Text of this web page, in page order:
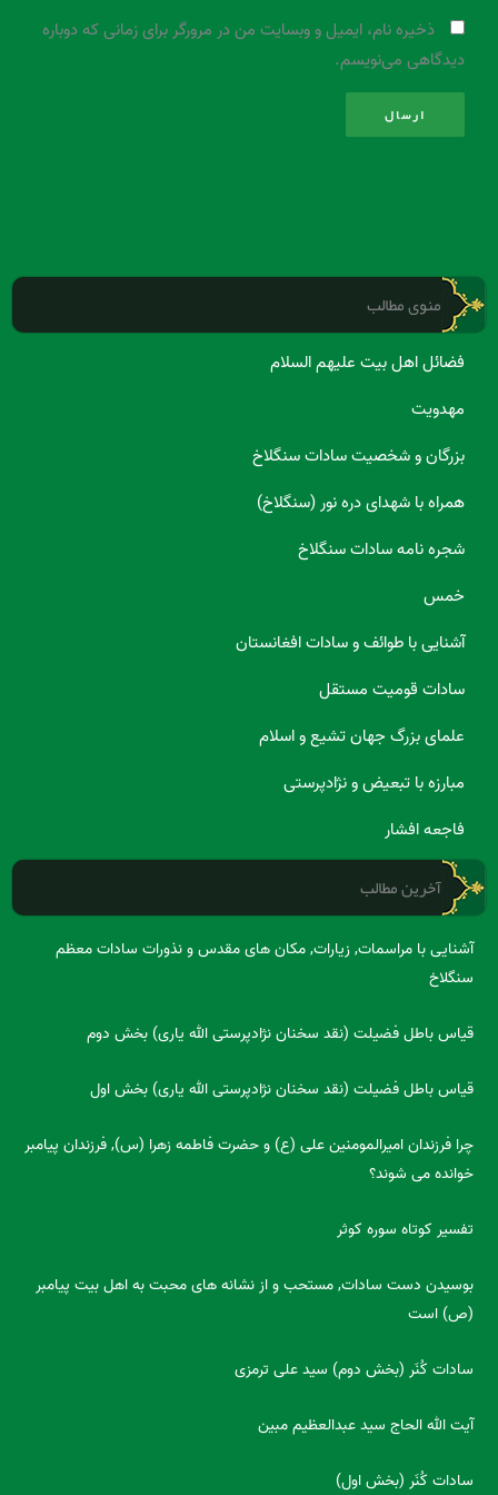
ذخیره نام، ایمیل و وبسایت من در مرورگر برای زمانی که دوباره
دیدگاهی می‌نویسم.
منوی مطالب
فضائل اهل بیت علیهم السلام
مهدویت
بزرگان و شخصیت سادات سنگلاخ
همراه با شهدای دره نور (سنگلاخ)
شجره نامه سادات سنگلاخ
خمس
آشنایی با طوائف و سادات افغانستان
سادات قومیت مستقل
علمای بزرگ جهان تشیع و اسلام
مبارزه با تبعیض و نژادپرستی
فاجعه افشار
آخرین مطالب
آشنایی با مراسمات, زیارات, مکان های مقدس و نذورات سادات معظم
سنگلاخ
قیاس باطل فضیلت (نقد سخنان نژادپرستی الله یاری) بخش دوم
قیاس باطل فضیلت (نقد سخنان نژادپرستی الله یاری) بخش اول
چرا فرزندان امیرالمومنین علی (ع) و حضرت فاطمه زهرا (س), فرزندان پیامبر
خوانده می شوند؟
تفسیر کوتاه سوره کوثر
بوسیدن دست سادات, مستحب و از نشانه های محبت به اهل بیت پیامبر
(ص) است
سادات کُنَر (بخش دوم) سید علی ترمزی
آیت الله الحاج سید عبدالعظیم مبین
سادات کُنَر (بخش اول)